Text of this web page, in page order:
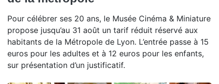
Pour célébrer ses 20 ans, le Musée Cinéma & Miniature
propose jusqu’au 31 août un tarif réduit réservé aux
habitants de la Métropole de Lyon. L’entrée passe à 15
euros pour les adultes et à 12 euros pour les enfants,
sur présentation d’un justificatif.